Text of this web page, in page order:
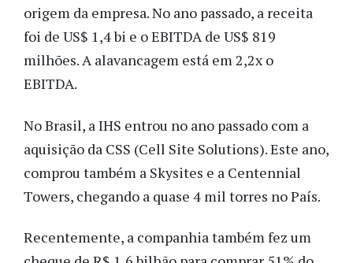
origem da empresa. No ano passado, a receita
foi de US$ 1,4 bi e o EBITDA de US$ 819
milhões. A alavancagem está em 2,2x o
EBITDA.
No Brasil, a IHS entrou no ano passado com a
aquisição da CSS (Cell Site Solutions). Este ano,
comprou também a Skysites e a Centennial
Towers, chegando a quase 4 mil torres no País.
Recentemente, a companhia também fez um